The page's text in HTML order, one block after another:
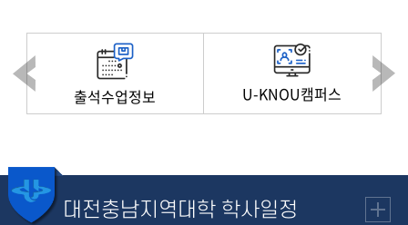
출석수업정보 U-KNOU캠퍼스
대전충남지역대학 학사일정